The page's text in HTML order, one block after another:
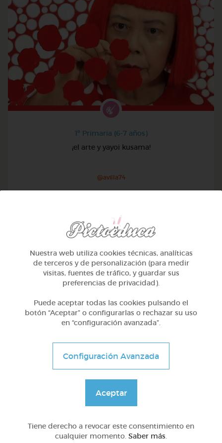
1º Primaria (6-7 años)
¡el arte y yayoi kusama!
@avilla74
1º Primaria (6-7 años)
Geometría y fotografía
DOCS (4)
Nuestra web utiliza cookies técnicas, analíticas
de terceros y de personalización (para medir
visitas, fuentes de tráfico, y guardar sus
preferencias de privacidad).
Puede aceptar todas las cookies pulsando el
botón “Aceptar” o configurarlas o rechazar su uso
en “configuración avanzada”.
Configuración Avanzada
Aceptar
Tiene derecho a revocar este consentimiento en
cualquier momento. Saber más.